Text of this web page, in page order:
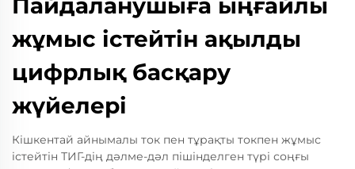
Пайдаланушыға ыңғайлы
жұмыс істейтін ақылды
цифрлық басқару
жүйелері
Кішкентай айнымалы ток пен тұрақты токпен жұмыс
істейтін ТИГ-дің дәлме-дәл пішінделген түрі соңғы